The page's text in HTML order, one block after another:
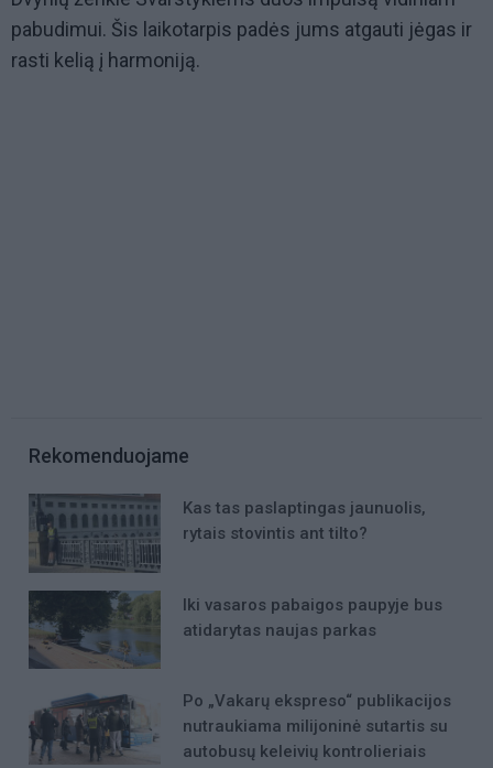
pabudimui. Šis laikotarpis padės jums atgauti jėgas ir
rasti kelią į harmoniją.
Rekomenduojame
Kas tas paslaptingas jaunuolis,
rytais stovintis ant tilto?
Iki vasaros pabaigos paupyje bus
atidarytas naujas parkas
Po „Vakarų ekspreso“ publikacijos
nutraukiama milijoninė sutartis su
autobusų keleivių kontrolieriais